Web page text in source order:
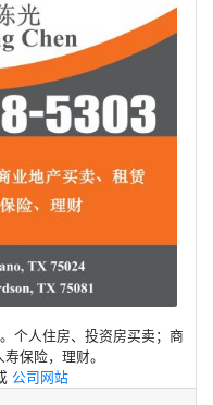
个人住房、投资房买卖；商
保险，理财。
公司网站